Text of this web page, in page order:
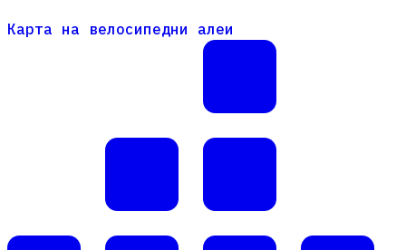
Карта на велосипедни алеи
Карта на велосипедни алеи